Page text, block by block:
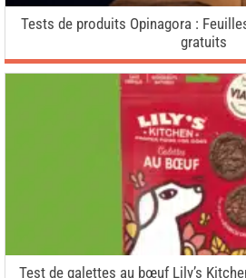
Tests de produits Opinagora :
gratuits
Test de galettes au bœuf Lily’s